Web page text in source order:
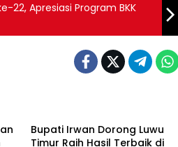
22, Apresiasi Program BKK
Bupati Irwan Dorong Luwu
Timur Raih Hasil Terbaik di